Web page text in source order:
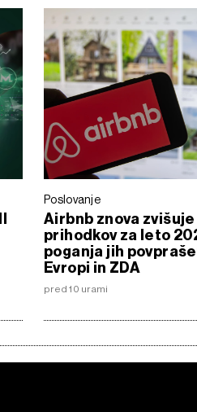
Poslovanje
Airbnb znova
prihodkov za leto
poganja jih
Evropi in ZDA
pred 10 urami